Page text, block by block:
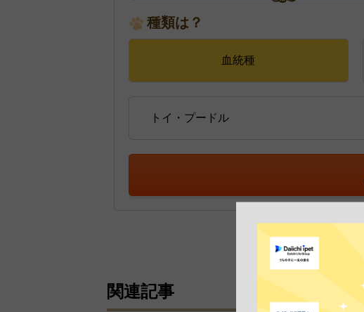
種類は？
血統種
トイ・プードル
関連記事